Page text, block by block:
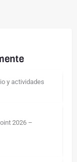
y actividades
2026 –